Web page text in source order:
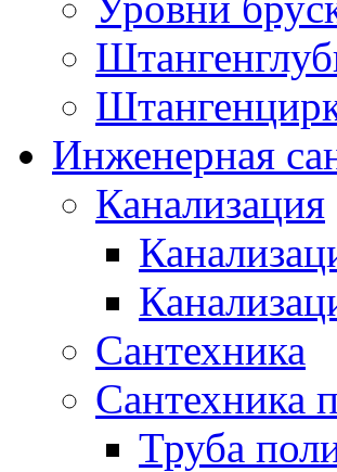
Инженерная
Канализация
Сантехника
Сантехника
Труба